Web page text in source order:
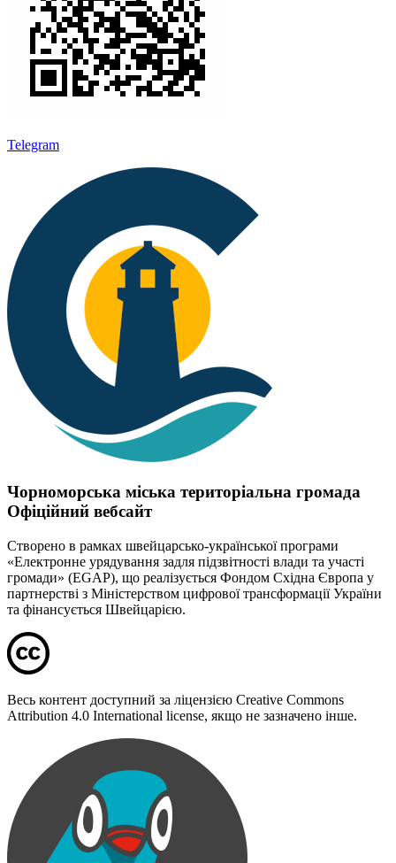
Telegram
Чорноморська міська територіальна громада
Офіційний вебсайт
Створено в рамках швейцарсько-української програми
«Електронне урядування задля підзвітності влади та участі
громади» (EGAP), що реалізується Фондом Східна Європа у
партнерстві з Міністерством цифрової трансформації України
та фінансується Швейцарією.
Весь контент доступний за ліцензією Creative Commons
Attribution 4.0 International license, якщо не зазначено інше.